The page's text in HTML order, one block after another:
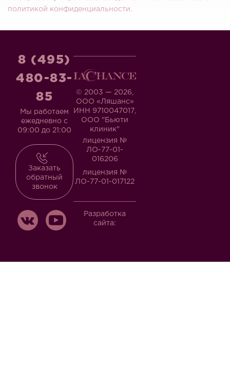
политикой конфиденциальности.
© 2003 — 2026,
ООО «Ляшанс»
ИНН 9710047017,
ООО "Бьюти
клиник"
лицензия №
ЛО-77-01-
016206
лицензия №
ЛО-77-01-017122
Разработка
сайта:
8 (495)
480-83-
85
Мы работаем
ежедневно с
09:00 до 21:00
Заказать
обратный
звонок